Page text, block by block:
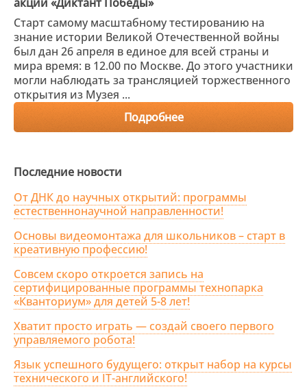
Старт самому масштабному тестированию на
знание истории Великой Отечественной войны
был дан 26 апреля в единое для всей страны и
мира время: в 12.00 по Москве. До этого участники
могли наблюдать за трансляцией торжественного
открытия из Музея ...
Подробнее
Последние новости
От ДНК до научных открытий: программы
естественнонаучной направленности!
Основы видеомонтажа для школьников – старт в
креативную профессию!
Совсем скоро откроется запись на
сертифицированные программы технопарка
«Кванториум» для детей 5-8 лет!
Хватит просто играть — создай своего первого
управляемого робота!
Язык успешного будущего: открыт набор на курсы
технического и IT-английского!